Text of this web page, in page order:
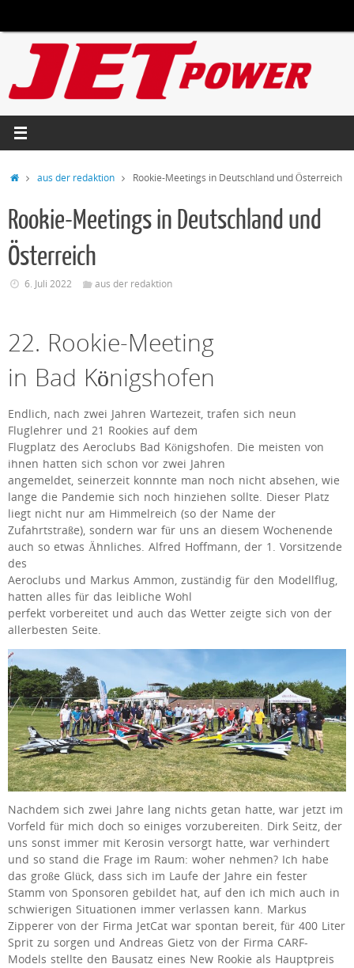
springen
Startaus der redaktion Rookie-Meetings in Deutschland und Österreich
Rookie-Meetings in Deutschland und
Österreich
6. Juli 2022 aus der redaktion
22. Rookie-Meeting
in Bad Königshofen
Endlich, nach zwei Jahren Wartezeit, trafen sich neun
Fluglehrer und 21 Rookies auf dem
Flugplatz des Aeroclubs Bad Königshofen. Die meisten von
ihnen hatten sich schon vor zwei Jahren
angemeldet, seinerzeit konnnte man noch nicht absehen, wie
lange die Pandemie sich noch hinziehen sollte. Dieser Platz
liegt nicht nur am Himmelreich (so der Name der
Zufahrtstraße), sondern war für uns an diesem Wochenende
auch so etwas Ähnliches. Alfred Hoffmann, der 1. Vorsitzende
des
Aeroclubs und Markus Ammon, zuständig für den Modellflug,
hatten alles für das leibliche Wohl
perfekt vorbereitet und auch das Wetter zeigte sich von der
allerbesten Seite.
Nachdem sich zwei Jahre lang nichts getan hatte, war jetzt im
Vorfeld für mich doch so einiges vorzubereiten. Dirk Seitz, der
uns sonst immer mit Kerosin versorgt hatte, war verhindert
und so stand die Frage im Raum: woher nehmen? Ich habe
das große Glück, dass sich im Laufe der Jahre ein fester
Stamm von Sponsoren gebildet hat, auf den ich mich auch in
schwierigen Situationen immer verlassen kann. Markus
Zipperer von der Firma JetCat war spontan bereit, für 400 Liter
Sprit zu sorgen und Andreas Gietz von der Firma CARF-
Models stellte den Bausatz eines New Rookie als Hauptpreis